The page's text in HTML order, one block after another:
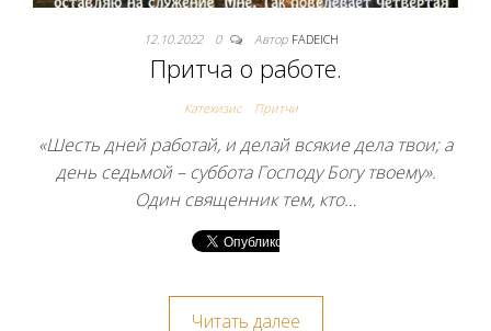
12.10.2022 0 Автор FADEICH
Притча о работе.
Катехизис Притчи
«Шесть дней работай, и делай всякие дела твои; а
день седьмой – суббота Господу Богу твоему».
Один священник тем, кто…
Читать далее